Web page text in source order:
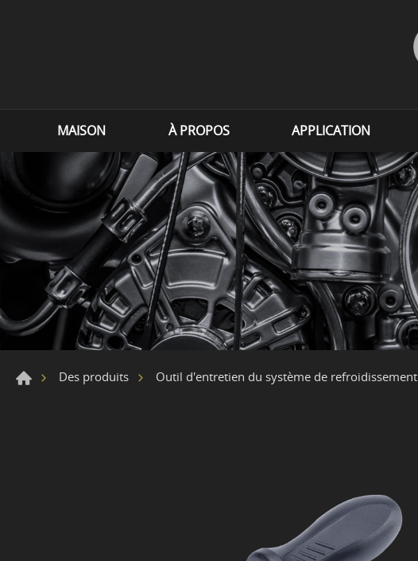
MAISON À PROPOS APPLICATION
Des produits Outil d'entretien du système de refroidissement